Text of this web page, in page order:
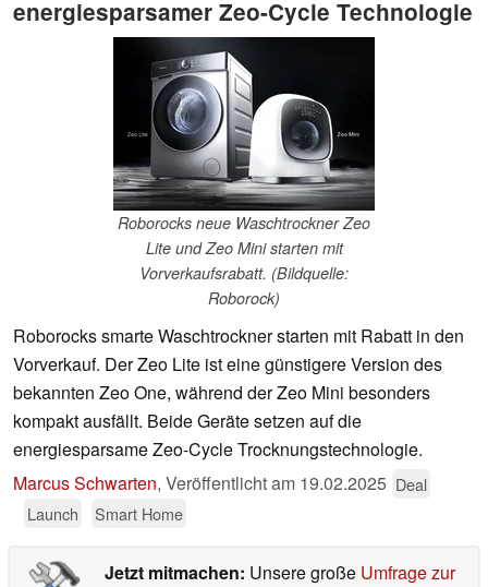
energiesparsamer Zeo-Cycle Technologie
Roborocks neue Waschtrockner Zeo
Lite und Zeo Mini starten mit
Vorverkaufsrabatt. (Bildquelle:
Roborock)
Roborocks smarte Waschtrockner starten mit Rabatt in den
Vorverkauf. Der Zeo Lite ist eine günstigere Version des
bekannten Zeo One, während der Zeo Mini besonders
kompakt ausfällt. Beide Geräte setzen auf die
energiesparsame Zeo-Cycle Trocknungstechnologie.
Marcus Schwarten, Veröffentlicht am 19.02.2025 Deal
Launch
Smart Home
Jetzt mitmachen: Unsere große Umfrage zur